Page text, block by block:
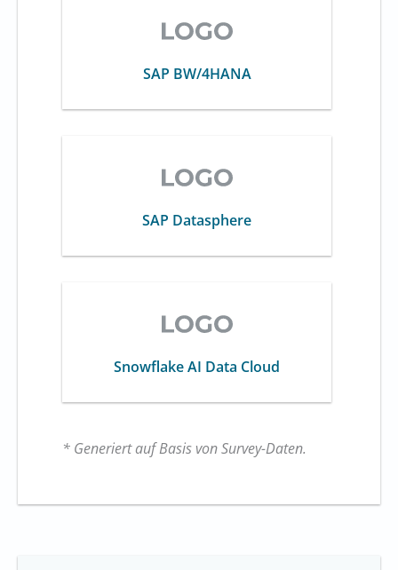
SAP BW/4HANA
SAP Datasphere
Snowflake AI Data Cloud
* Generiert auf Basis von Survey-Daten.